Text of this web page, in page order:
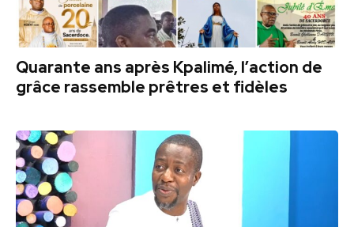
Quarante ans après Kpalimé, l’action de
grâce rassemble prêtres et fidèles